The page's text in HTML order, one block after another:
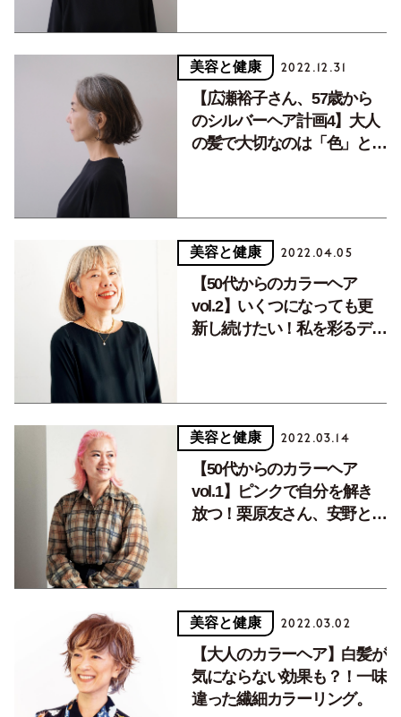
美容と健康 2022.12.31
【広瀬裕子さん、57歳から
のシルバーヘア計画4】大人
の髪で大切なのは「色」と
美容と健康 2022.04.05
【50代からのカラーヘア
vol.2】いくつになっても更
新し続けたい！私を彩るデザ
美容と健康 2022.03.14
【50代からのカラーヘア
vol.1】ピンクで自分を解き
放つ！栗原友さん、安野とも
美容と健康 2022.03.02
【大人のカラーヘア】白髪が
気にならない効果も？！一味
違った繊細カラーリング。